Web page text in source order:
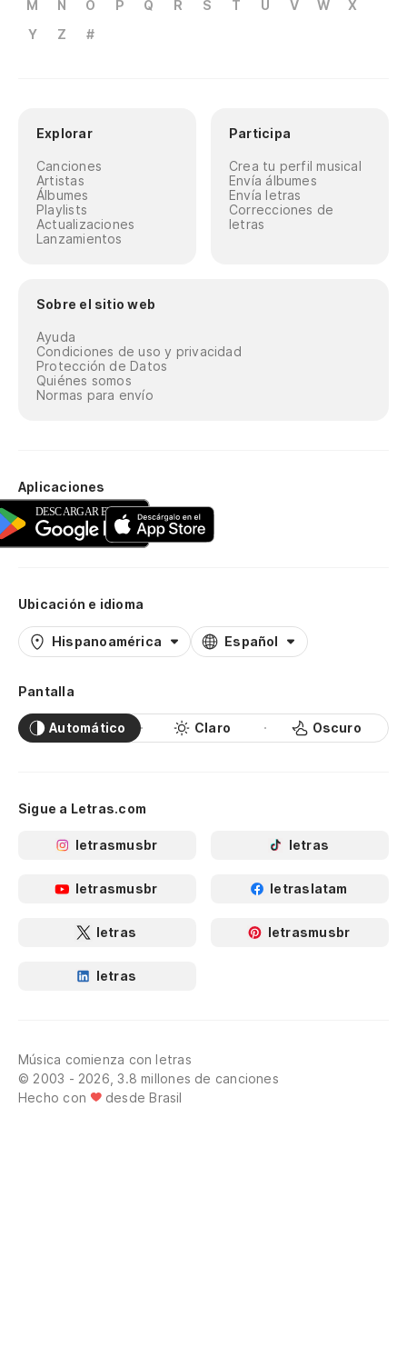
M
N O P Q R S T U V W
X
Y
Z #
Explorar
Canciones
Artistas
Álbumes
Playlists
Actualizaciones
Lanzamientos
Participa
Crea tu perfil musical
Envía álbumes
Envía letras
Correcciones de
letras
Sobre el sitio web
Ayuda
Condiciones de uso y privacidad
Protección de Datos
Quiénes somos
Normas para envío
Aplicaciones
Ubicación e idioma
Hispanoamérica Español
Pantalla
Automático Claro Oscuro
Sigue a Letras.com
letrasmusbr letras
letrasmusbr letraslatam
letras letrasmusbr
letras
Música comienza con letras
© 2003 - 2026, 3.8 millones de canciones
Hecho con
desde Brasil